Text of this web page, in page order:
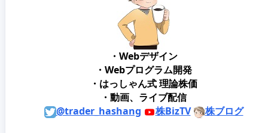
・Webデザイン
・Webプログラム開発
・はっしゃん式 理論株価
・動画、ライブ配信
@trader_hashang
株BizTV 株ブログ